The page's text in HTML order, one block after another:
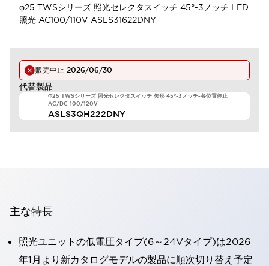
φ25 TWSシリーズ 照光セレクタスイッチ 45°-3ノッチ LED
照光 AC100/110V ASLS31622DNY
販売中止 2026/06/30
代替製品
Φ25 TWSシリーズ 照光セレクタスイッチ 矢形 45°-3ノッチ-各位置停止
AC/DC 100/120V
ASLS3QH222DNY
主な特長
照光ユニットの低電圧タイプ(6～24Vタイプ)は2026
年1月より新カタログモデルの製品に順次切り替え予定